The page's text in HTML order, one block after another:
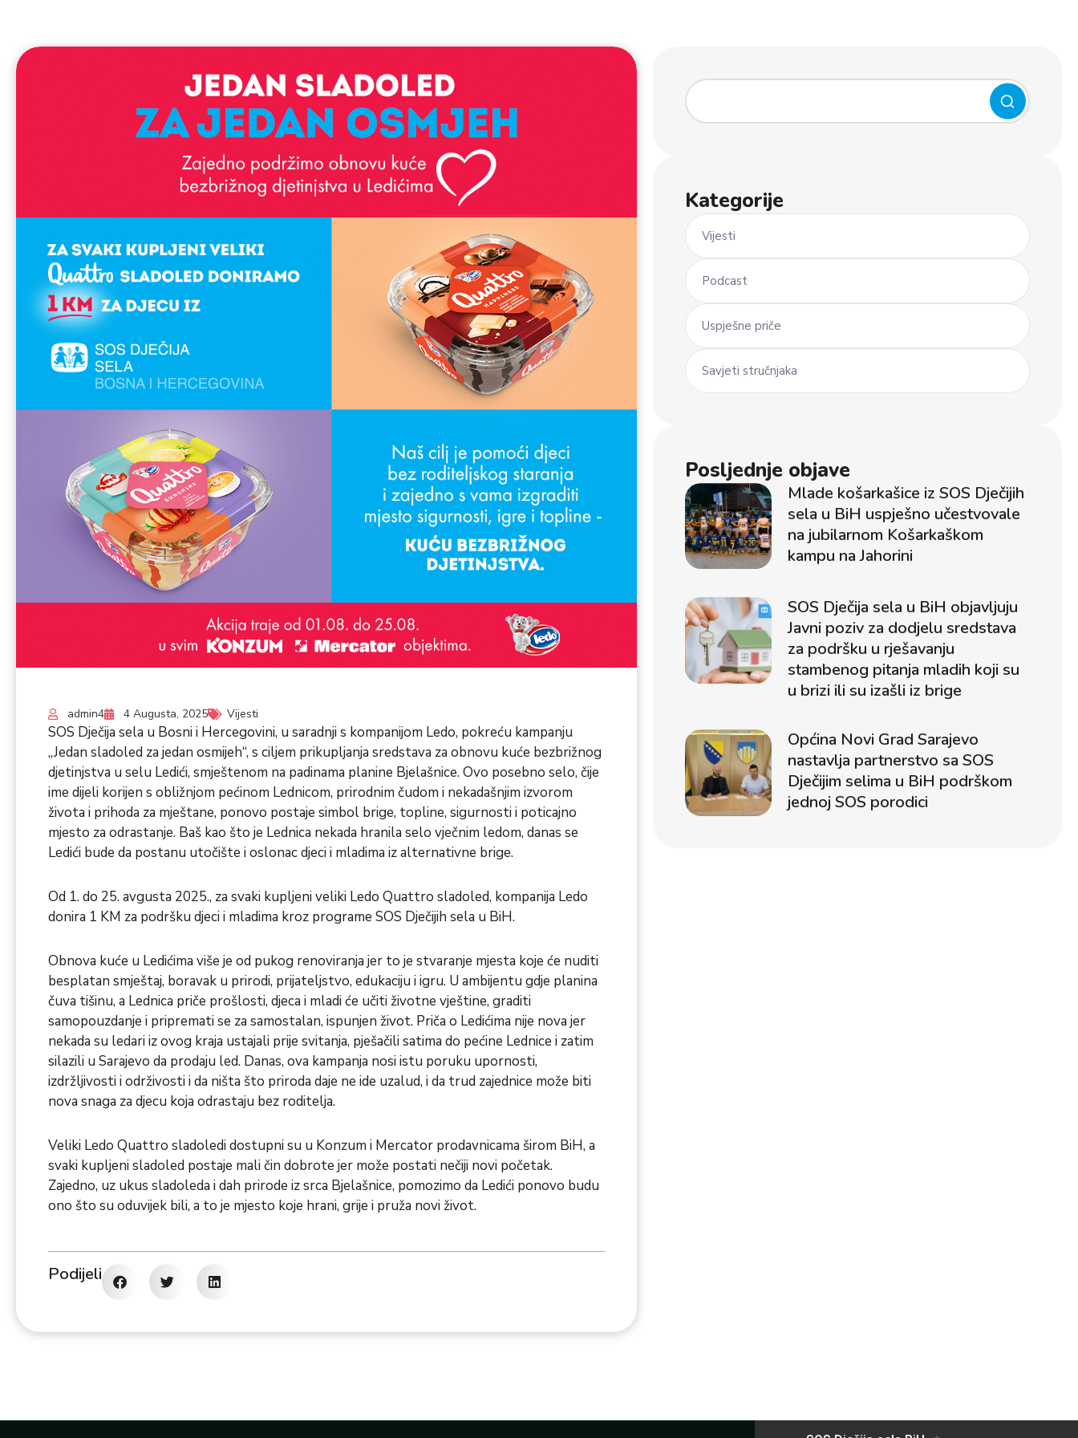
admin4 4 Augusta, 2025 Vijesti
SOS Dječija sela u Bosni i Hercegovini, u saradnji s kompanijom Ledo, pokreću kampanju
„Jedan sladoled za jedan osmijeh“, s ciljem prikupljanja sredstava za obnovu kuće bezbrižnog
djetinjstva u selu Ledići, smještenom na padinama planine Bjelašnice. Ovo posebno selo, čije
ime dijeli korijen s obližnjom pećinom Lednicom, prirodnim čudom i nekadašnjim izvorom
života i prihoda za mještane, ponovo postaje simbol brige, topline, sigurnosti i poticajno
mjesto za odrastanje. Baš kao što je Lednica nekada hranila selo vječnim ledom, danas se
Ledići bude da postanu utočište i oslonac djeci i mladima iz alternativne brige.
Od 1. do 25. avgusta 2025., za svaki kupljeni veliki Ledo Quattro sladoled, kompanija Ledo
donira 1 KM za podršku djeci i mladima kroz programe SOS Dječijih sela u BiH.
Obnova kuće u Ledićima više je od pukog renoviranja jer to je stvaranje mjesta koje će nuditi
besplatan smještaj, boravak u prirodi, prijateljstvo, edukaciju i igru. U ambijentu gdje planina
čuva tišinu, a Lednica priče prošlosti, djeca i mladi će učiti životne vještine, graditi
samopouzdanje i pripremati se za samostalan, ispunjen život. Priča o Ledićima nije nova jer
nekada su ledari iz ovog kraja ustajali prije svitanja, pješačili satima do pećine Lednice i zatim
silazili u Sarajevo da prodaju led. Danas, ova kampanja nosi istu poruku upornosti,
izdržljivosti i održivosti i da ništa što priroda daje ne ide uzalud, i da trud zajednice može biti
nova snaga za djecu koja odrastaju bez roditelja.
Veliki Ledo Quattro sladoledi dostupni su u Konzum i Mercator prodavnicama širom BiH, a
svaki kupljeni sladoled postaje mali čin dobrote jer može postati nečiji novi početak.
Zajedno, uz ukus sladoleda i dah prirode iz srca Bjelašnice, pomozimo da Ledići ponovo budu
ono što su oduvijek bili, a to je mjesto koje hrani, grije i pruža novi život.
Podijeli
Kategorije
Vijesti
Podcast
Uspješne priče
Savjeti stručnjaka
Posljednje objave
Mlade košarkašice iz SOS Dječijih
sela u BiH uspješno učestvovale
na jubilarnom Košarkaškom
kampu na Jahorini
SOS Dječija sela u BiH objavljuju
Javni poziv za dodjelu sredstava
za podršku u rješavanju
stambenog pitanja mladih koji su
u brizi ili su izašli iz brige
Općina Novi Grad Sarajevo
nastavlja partnerstvo sa SOS
Dječijim selima u BiH podrškom
jednoj SOS porodici